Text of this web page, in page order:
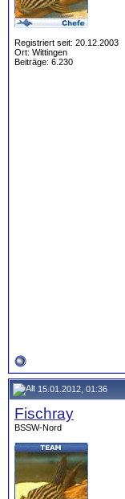
Registriert seit: 20.12.2003
Ort: Wittingen
Beiträge: 6.230
15.01.2012, 01:36
Fischray
BSSW-Nord